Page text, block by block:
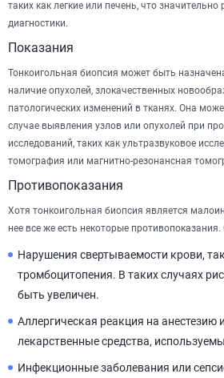
таких как легкие или печень, что
диагностики.
Показания
Тонкоигольная биопсия может быть
наличие опухолей, злокачественных
патологических изменений в тканях. Она
случае выявления узлов или опухолей при
исследований, таких как ультразвуковое
томография или магнитно-резонансная
Противопоказания
Хотя тонкоигольная биопсия является
нее все же есть некоторые
Нарушения свертываемости крови,
тромбоцитопения. В таких случаях
быть увеличен.
Аллергическая реакция на анестезию
лекарственные средства,
Инфекционные заболевания или